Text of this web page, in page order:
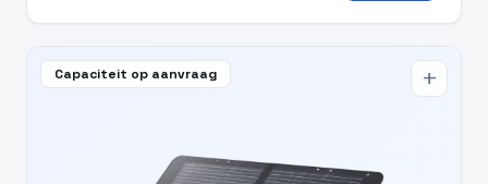
Capaciteit op aanvraag add